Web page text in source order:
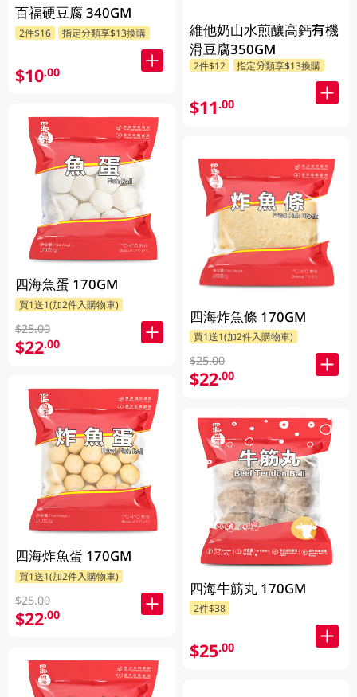
百福硬豆腐 340GM
2件$16 指定分類享$13換購
$10.00
四海魚蛋 170GM
買1送1(加2件入購物車)
$25.00
$22.00
四海炸魚蛋 170GM
買1送1(加2件入購物車)
$25.00
$22.00
維他奶山水煎釀高鈣有機
滑豆腐350GM
2件$12 指定分類享$13換購
$11.00
四海炸魚條 170GM
買1送1(加2件入購物車)
$25.00
$22.00
四海牛筋丸 170GM
2件$38
$25.00